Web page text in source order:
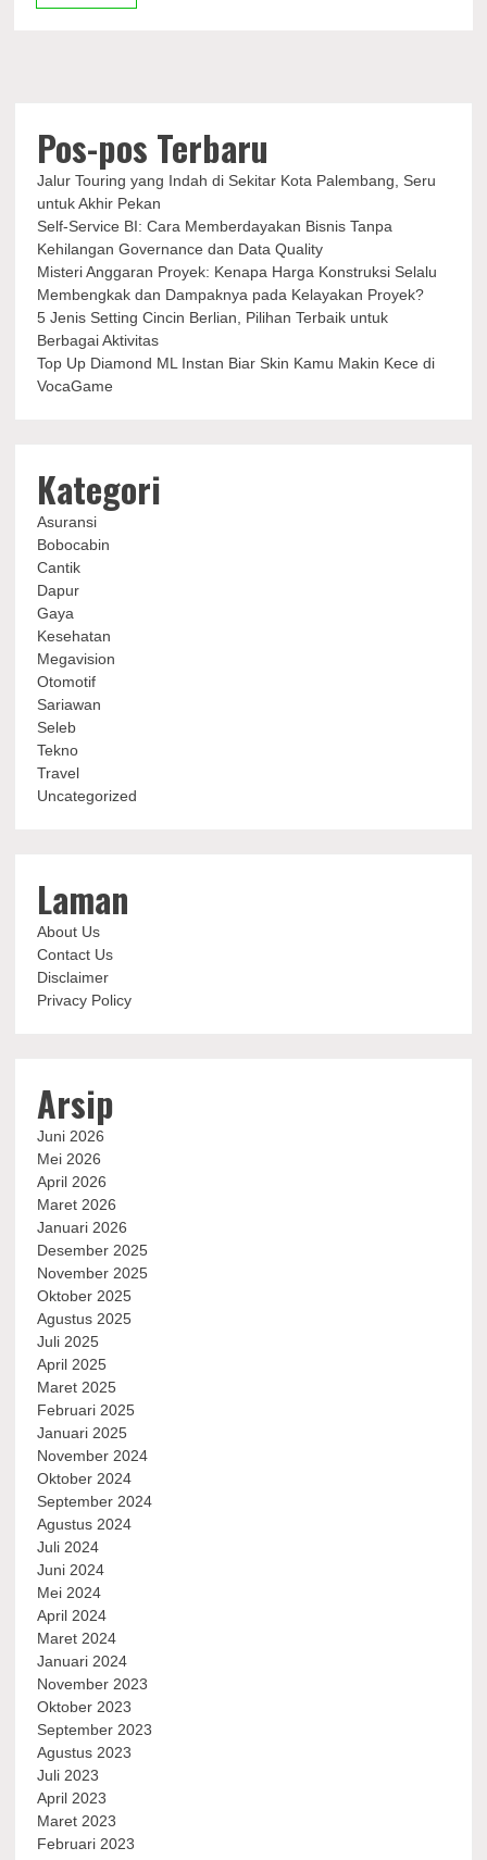
Pos-pos Terbaru
Jalur Touring yang Indah di Sekitar Kota Palembang, Seru
untuk Akhir Pekan
Self-Service BI: Cara Memberdayakan Bisnis Tanpa
Kehilangan Governance dan Data Quality
Misteri Anggaran Proyek: Kenapa Harga Konstruksi Selalu
Membengkak dan Dampaknya pada Kelayakan Proyek?
5 Jenis Setting Cincin Berlian, Pilihan Terbaik untuk
Berbagai Aktivitas
Top Up Diamond ML Instan Biar Skin Kamu Makin Kece di
VocaGame
Kategori
Asuransi
Bobocabin
Cantik
Dapur
Gaya
Kesehatan
Megavision
Otomotif
Sariawan
Seleb
Tekno
Travel
Uncategorized
Laman
About Us
Contact Us
Disclaimer
Privacy Policy
Arsip
Juni 2026
Mei 2026
April 2026
Maret 2026
Januari 2026
Desember 2025
November 2025
Oktober 2025
Agustus 2025
Juli 2025
April 2025
Maret 2025
Februari 2025
Januari 2025
November 2024
Oktober 2024
September 2024
Agustus 2024
Juli 2024
Juni 2024
Mei 2024
April 2024
Maret 2024
Januari 2024
November 2023
Oktober 2023
September 2023
Agustus 2023
Juli 2023
April 2023
Maret 2023
Februari 2023